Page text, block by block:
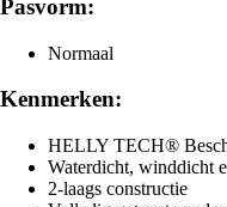
Pasvorm:
Normaal
Kenmerken:
HELLY TECH®
Waterdicht, winddicht
2-laags constructie